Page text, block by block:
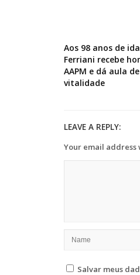
Aos 98 anos de
Ferriani recebe
AAPM e dá aula
vitalidade
LEAVE A REPLY:
Your email address
Salvar meus